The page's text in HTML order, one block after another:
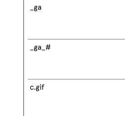
_ga
_ga_#
c.gif